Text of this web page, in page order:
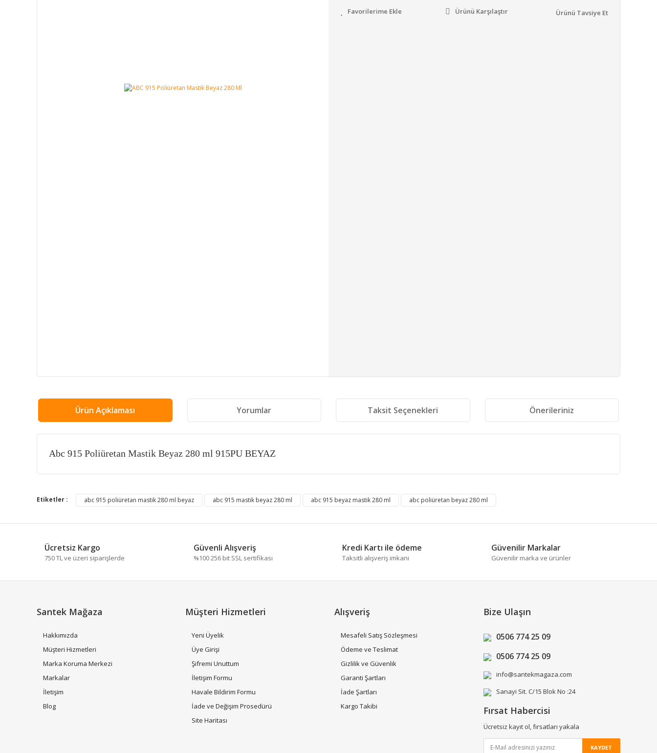
Ürünü Karşılaştır Ürünü Tavsiye Et
Ürün Açıklaması Yorumlar Taksit Seçenekleri Önerileriniz
Abc 915 Poliüretan Mastik Beyaz 280 ml 915PU BEYAZ
Bu ürüne ilk yorumu siz yapın!
Görüş ve önerileriniz için teşekkür ederiz.
Ürün resmi kalitesiz, bozuk veya görüntülenemiyor.
Ürün bilgilerinde hatalar bulunuyor.
Ürün fiyatı diğer sitelerden daha pahalı.
Etiketler : abc 915 poliüretan mastik 280 ml beyaz abc 915 mastik beyaz 280 ml abc 915 beyaz mastik 280 ml abc poliüretan beyaz 280 ml
Ücretsiz Kargo
750 TL ve üzeri siparişlerde
Güvenli Alışveriş
%100 256 bit SSL sertifikası
Kredi Kartı ile ödeme
Taksitli alışveriş imkanı
Güvenilir Markalar
Güvenilir marka ve ürünler
Santek Mağaza
Hakkımızda
Müşteri Hizmetleri
Marka Koruma Merkezi
Markalar
İletişim
Blog
Müşteri Hizmetleri
Yeni Üyelik
Üye Girişi
Şifremi Unuttum
İletişim Formu
Havale Bildirim Formu
İade ve Değişim Prosedürü
Site Haritası
Alışveriş
Mesafeli Satış Sözleşmesi
Ödeme ve Teslimat
Gizlilik ve Güvenlik
Garanti Şartları
İade Şartları
Kargo Takibi
Bize Ulaşın
0506 774 25 09
0506 774 25 09
info@santekmagaza.com
Sanayi Sit. C/15 Blok No :24
Fırsat Habercisi
Ücretsiz kayıt ol, fırsatları yakala
KAYDET